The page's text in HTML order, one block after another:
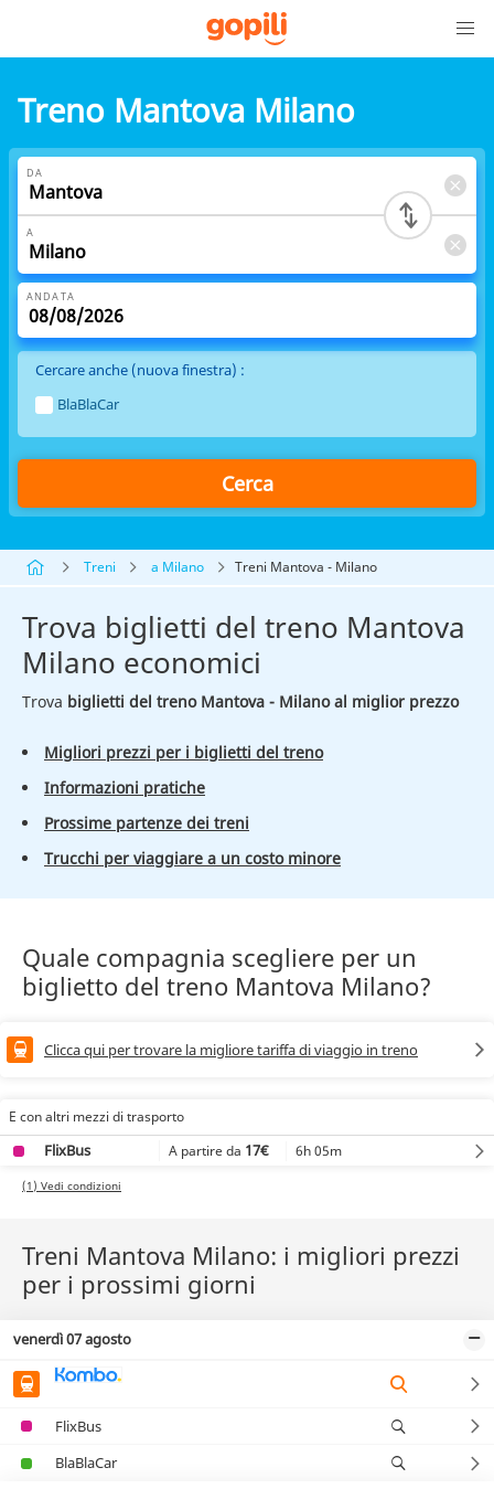
Treno Mantova Milano
DA
A
ANDATA
Cercare anche (nuova finestra) :
BlaBlaCar
Cerca
Treni a Milano Treni Mantova - Milano
Trova biglietti del treno Mantova
Milano economici
Trova biglietti del treno Mantova - Milano al miglior prezzo
Migliori prezzi per i biglietti del treno
Informazioni pratiche
Prossime partenze dei treni
Trucchi per viaggiare a un costo minore
Quale compagnia scegliere per un
biglietto del treno Mantova Milano?
Clicca qui per trovare la migliore tariffa di viaggio in treno
E con altri mezzi di trasporto
FlixBus A partire da 17€ 6h 05m
(1) Vedi condizioni
Treni Mantova Milano: i migliori prezzi
per i prossimi giorni
venerdì 07 agosto
FlixBus
BlaBlaCar